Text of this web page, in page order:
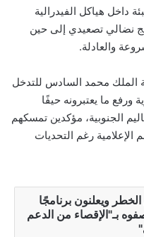
داخل هياكل الفيدرالية
نضالي تصعيدي إلى حين
والعادلة.
الملك محمد السادس للتدخل
ما يعتبرونه حيفًا
الجنوبية، مؤكدين تمسكهم
الإعلامية رغم التحديات
ويعلنون برنامجًا
بـ"الإقصاء من الدعم